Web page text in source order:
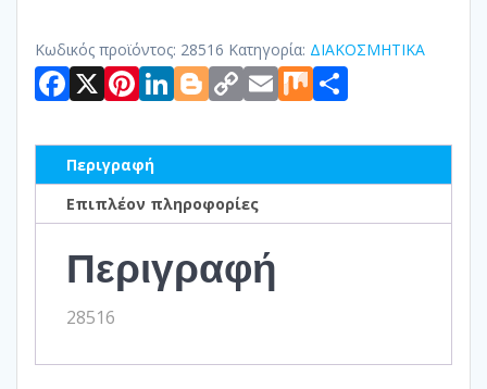
ποσότητα
Κωδικός προϊόντος: 28516 Κατηγορία: ΔΙΑΚΟΣΜΗΤΙΚΑ
Facebook
X Pinterest
LinkedIn
Blogger
Copy
Link
Email
Mix
Περιγραφή
Επιπλέον πληροφορίες
Περιγραφή
28516